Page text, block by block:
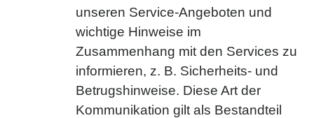
unseren Service-Angeboten und
wichtige Hinweise im
Zusammenhang mit den Services zu
informieren, z. B. Sicherheits- und
Betrugshinweise. Diese Art der
Kommunikation gilt als Bestandteil